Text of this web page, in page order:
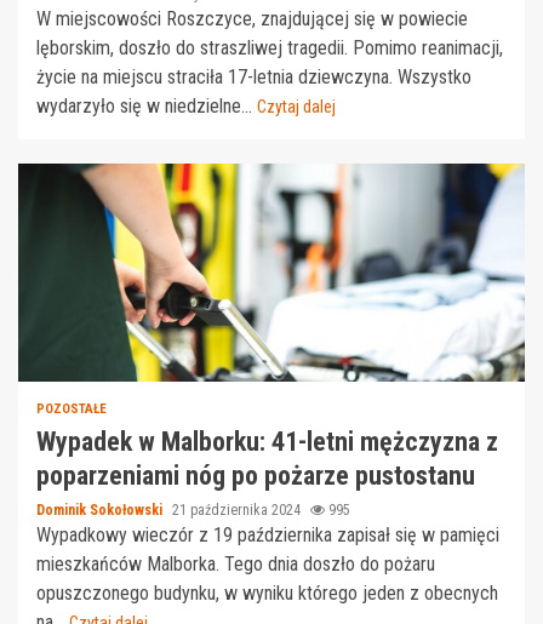
W miejscowości Roszczyce, znajdującej się w powiecie
lęborskim, doszło do straszliwej tragedii. Pomimo reanimacji,
życie na miejscu straciła 17-letnia dziewczyna. Wszystko
wydarzyło się w niedzielne... Czytaj dalej
POZOSTAŁE
Wypadek w Malborku: 41-letni mężczyzna z
poparzeniami nóg po pożarze pustostanu
Dominik Sokołowski 21 października 2024 995
Wypadkowy wieczór z 19 października zapisał się w pamięci
mieszkańców Malborka. Tego dnia doszło do pożaru
opuszczonego budynku, w wyniku którego jeden z obecnych